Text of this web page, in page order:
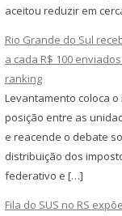
aceitou reduzir em
Rio Grande do Sul
a cada R$ 100
ranking
Levantamento coloca o
posição entre as
e reacende o debate
distribuição dos
federativo e […]
Fila do SUS no RS